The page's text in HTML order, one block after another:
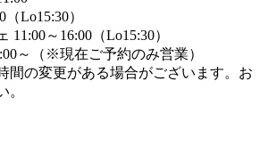
（Lo15:30）
11:00～16:00（Lo15:30）
～（※現在ご予約のみ営業）
間の変更がある場合がございます。お
。